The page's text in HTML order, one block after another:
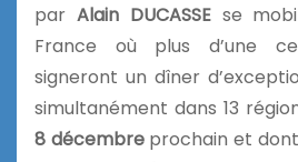
par Alain DUCASSEse
France où plus d’une
signeront un dîner
simultanément dans 13
8 décembreprochain et